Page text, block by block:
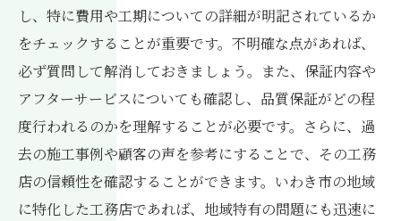
し、特に費用や工期についての詳細が明記されているか
をチェックすることが重要です。不明確な点があれば、
必ず質問して解消しておきましょう。また、保証内容や
アフターサービスについても確認し、品質保証がどの程
度行われるのかを理解することが必要です。さらに、過
去の施工事例や顧客の声を参考にすることで、その工務
店の信頼性を確認することができます。いわき市の地域
に特化した工務店であれば、地域特有の問題にも迅速に